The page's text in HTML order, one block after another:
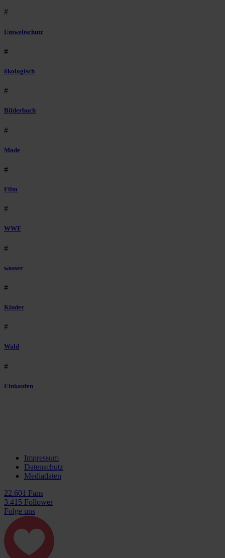
#
Umweltschutz
#
ökologisch
#
Bilderbuch
#
Mode
#
Film
#
WWF
#
wasser
#
Kinder
#
Wald
#
Einkaufen
Impressum
Datenschutz
Mediadaten
22.601 Fans
3.415 Follower
Folge uns